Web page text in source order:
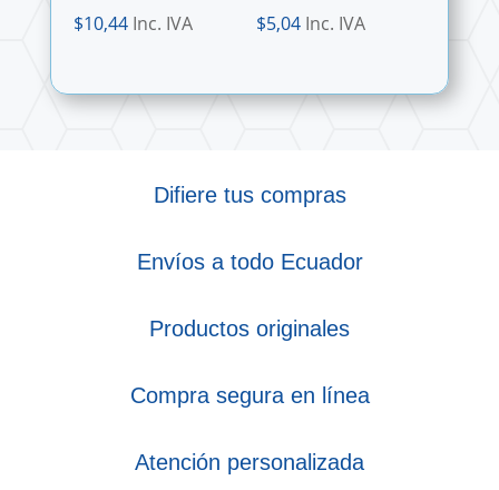
$10,44 Inc. IVA $5,04 Inc. IVA
Difiere tus compras
Envíos a todo Ecuador
Productos originales
Compra segura en línea
Atención personalizada